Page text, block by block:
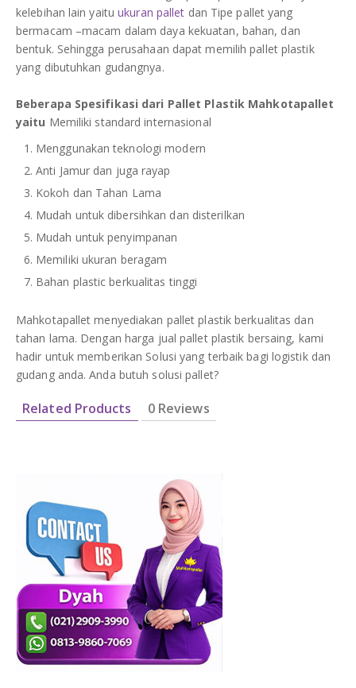
kelebihan lain yaituukuran pallet dan Tipe pallet yang
bermacam –macam dalam daya kekuatan, bahan, dan
bentuk. Sehingga perusahaan dapat memilih pallet plastik
yang dibutuhkan gudangnya.
Beberapa Spesifikasi dari Pallet Plastik Mahkotapallet
yaitu Memiliki standard internasional
Menggunakan teknologi modern
Anti Jamur dan juga rayap
Kokoh dan Tahan Lama
Mudah untuk dibersihkan dan disterilkan
Mudah untuk penyimpanan
Memiliki ukuran beragam
Bahan plastic berkualitas tinggi
Mahkotapallet menyediakan pallet plastik berkualitas dan
tahan lama. Dengan harga jual pallet plastik bersaing, kami
hadir untuk memberikan Solusi yang terbaik bagi logistik dan
gudang anda. Anda butuh solusi pallet?
Related Products 0 Reviews